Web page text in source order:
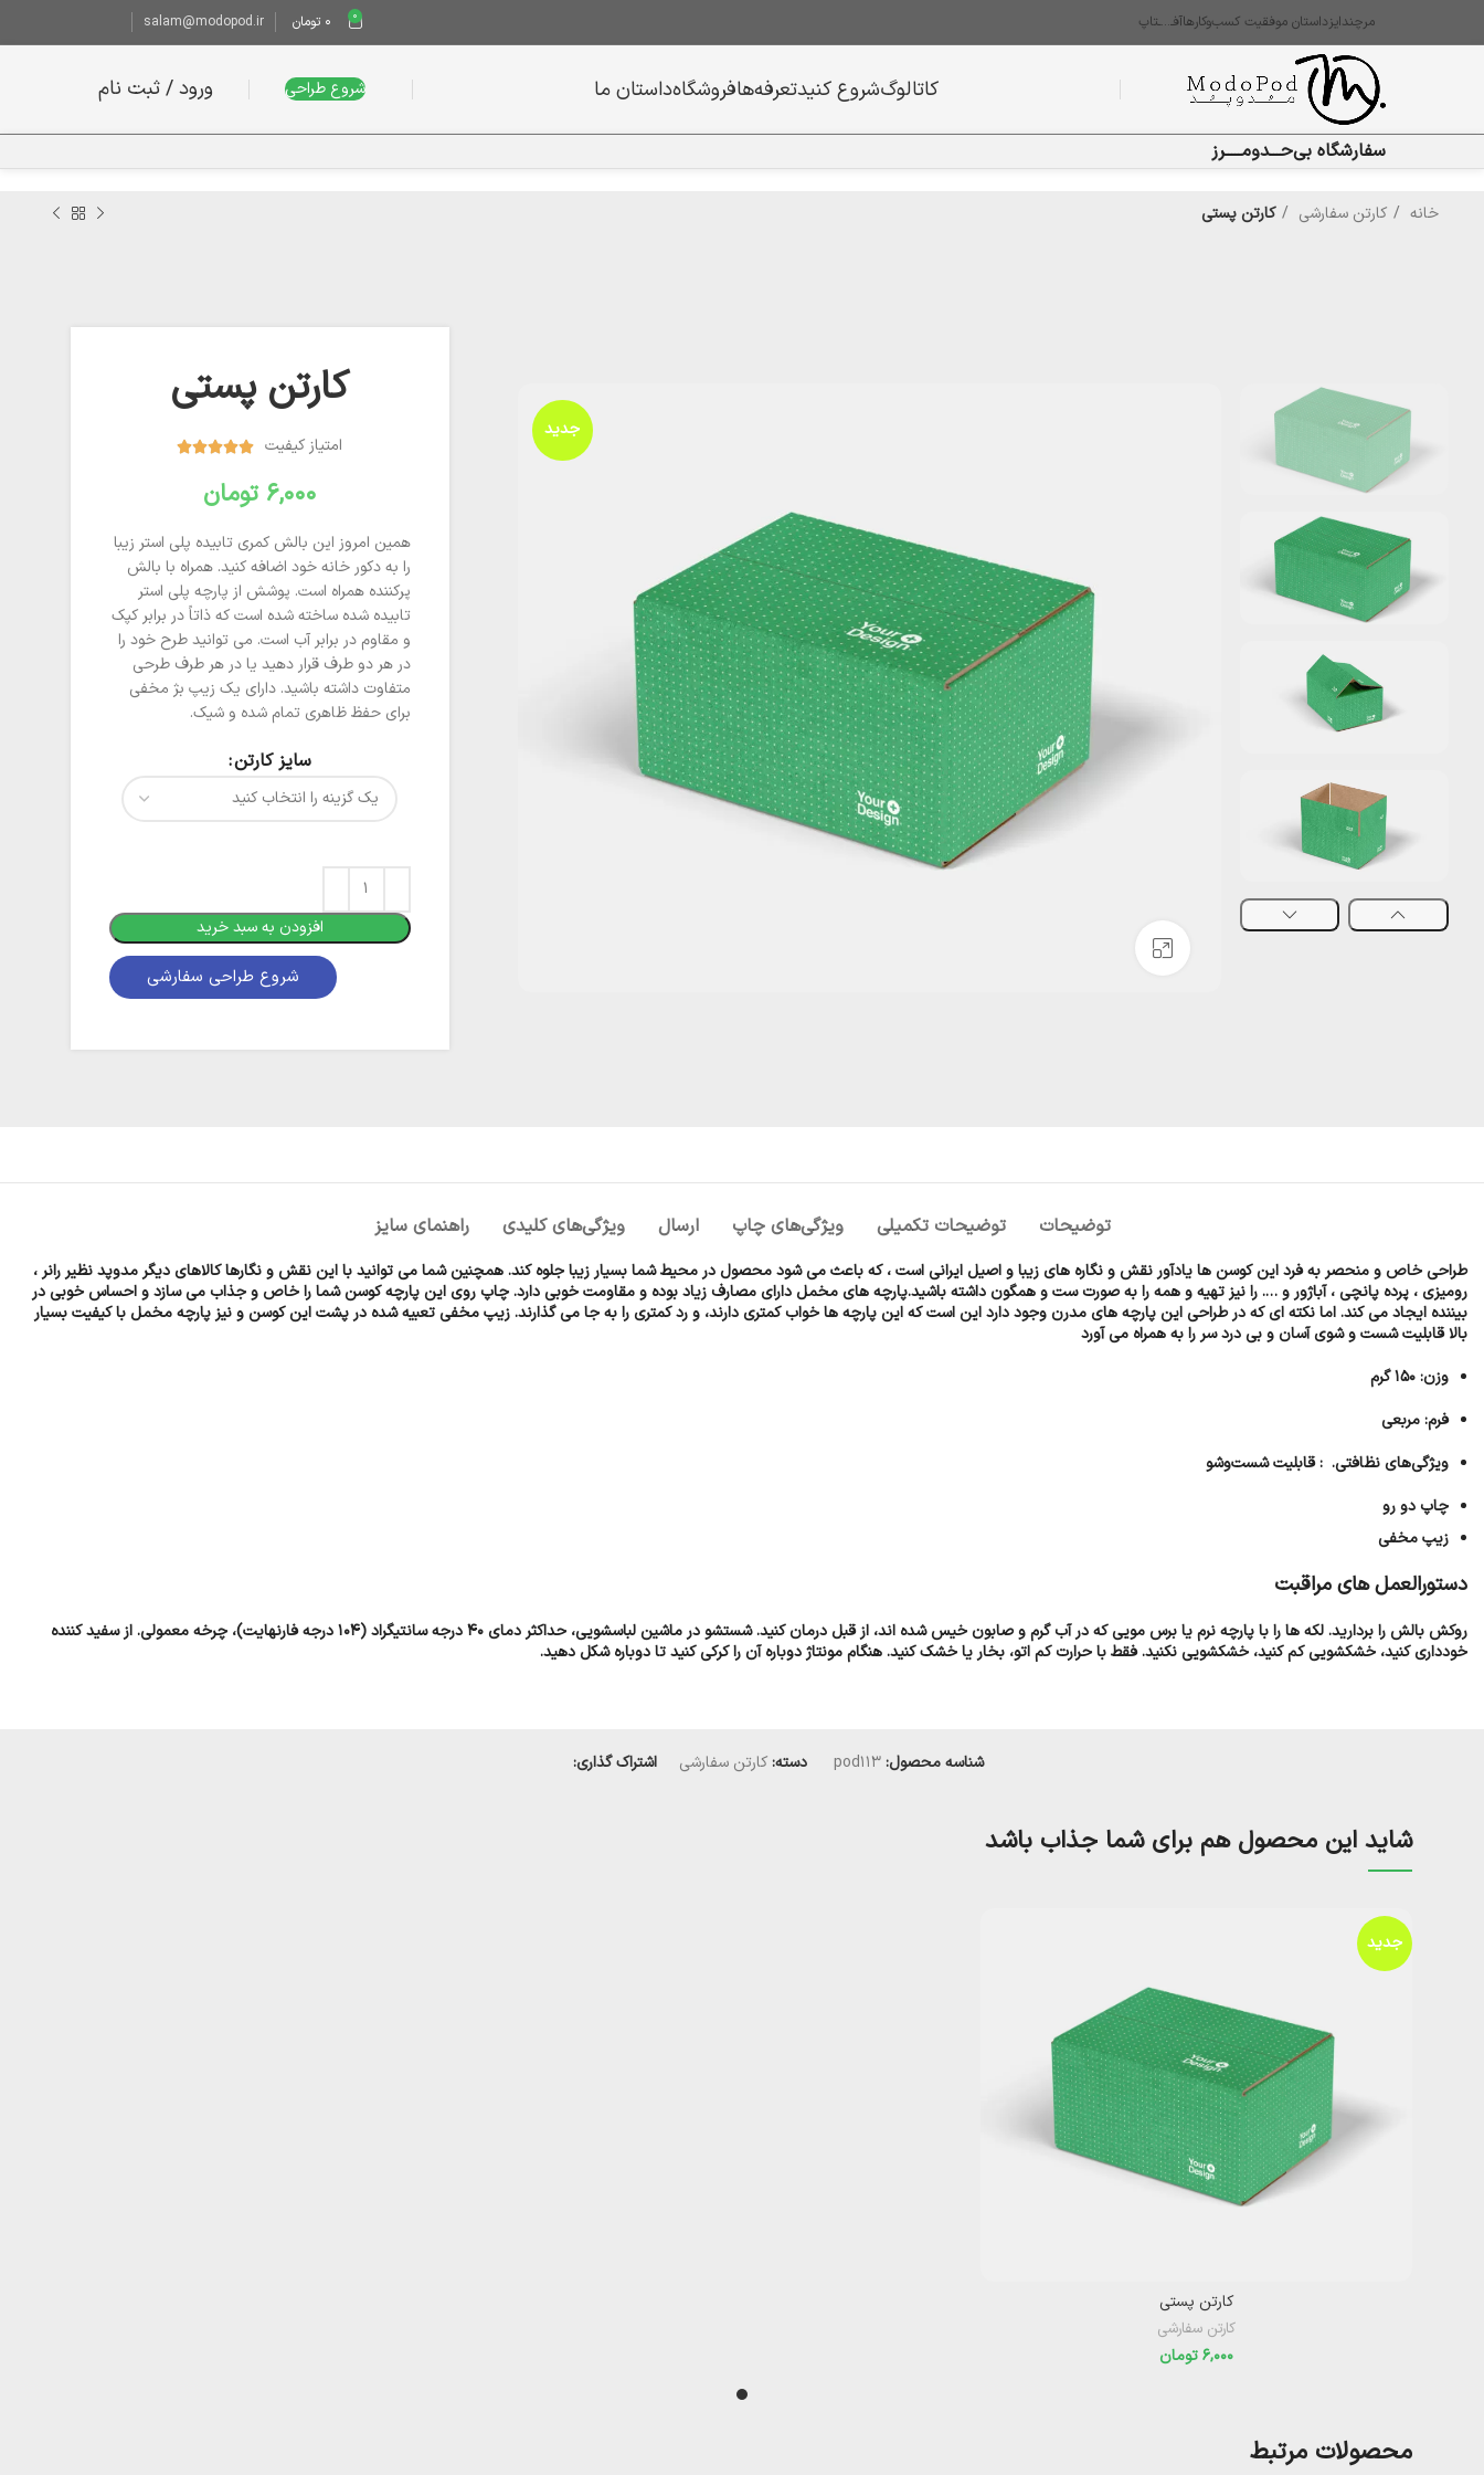
مرچندایزداستان موفقیت کسب‌وکارهاآفـ…ـتاپ 0
0 تومان salam@modopod.ir
کاتالوگشروع کنیدتعرفه‌هافروشگاهداستان ما شروع طراحی ورود / ثبت نام
سفارشگاه بی‌حـــدومـــــرز
خانه کارتن سفارشی کارتن پستی
جدید
کارتن پستی
امتیاز کیفیت 




تومان
همین امروز این بالش کمری تابیده پلی استر زیبا
را به دکور خانه خود اضافه کنید. همراه با بالش
پرکننده همراه است. پوشش از پارچه پلی استر
تابیده شده ساخته شده است که ذاتاً در برابر کپک
و مقاوم در برابر آب است. می توانید طرح خود را
در هر دو طرف قرار دهید یا در هر طرف طرحی
متفاوت داشته باشید. دارای یک زیپ بژ مخفی
برای حفظ ظاهری تمام شده و شیک.
شروع طراحی سفارشی
سایز کارتن
افزودن به سبد خرید
توضیحات توضیحات تکمیلی ویژگی‌های چاپ ارسال ويژگی‌های کلیدی راهنمای سایز
طراحی خاص و منحصر به فرد این کوسن ها یادآور نقش و نگاره های زیبا و اصیل ایرانی است ، که باعث می شود محصول در محیط شما بسیار زیبا جلوه کند. همچنین شما می توانید با این نقش و نگارها کالاهای دیگر مدوپد نظیر رانر ،
رومیزی ، پرده پانچی ، آباژور و …. را نیز تهیه و همه را به صورت ست و همگون داشته باشید.پارچه های مخمل دارای مصارف زیاد بوده و مقاومت خوبی دارد. چاپ روی این پارچه کوسن شما را خاص و جذاب می سازد و احساس خوبی در
بیننده ایجاد می کند. اما نکته ای که در طراحی این پارچه های مدرن وجود دارد این است که این پارچه ها خواب کمتری دارند، و رد کمتری را به جا می گذارند. زیپ مخفی تعبیه شده در پشت این کوسن و نیز پارچه مخمل با کیفیت بسیار
بالا قابلیت شست و شوی آسان و بی درد سر را به همراه می آورد
وزن: ۱۵۰ گرم
فرم: مربعی
ویژگی‌های نظافتی. : قابلیت شست‌وشو
چاپ دو رو
زیپ مخفی
دستورالعمل های مراقبت
روکش بالش را بردارید. لکه ها را با پارچه نرم یا برس مویی که در آب گرم و صابون خیس شده اند، از قبل درمان کنید. شستشو در ماشین لباسشویی، حداکثر دمای 40 درجه سانتیگراد (104 درجه فارنهایت)، چرخه معمولی. از سفید کننده
خودداری کنید، خشکشویی کم کنید، خشکشویی نکنید. فقط با حرارت کم اتو، بخار یا خشک کنید. هنگام مونتاژ دوباره آن را کرکی کنید تا دوباره شکل دهید.
شناسه محصول:pod113 دسته: کارتن سفارشی اشتراک گذاری:
شاید این محصول هم برای شما جذاب باشد
جدید
کارتن پستی
کارتن سفارشی
تومان
محصولات مرتبط